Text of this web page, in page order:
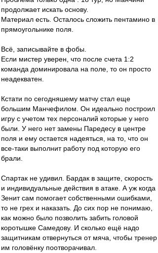
продолжает искать основу.
Материал есть. Осталось сложить пентамино в
прямоугольнике поля.
Всё, записывайте в фобы.
Если мистер уверен, что после счета 1:2
команда доминировала на поле, то он просто
неадекватен.
Кстати по сегодняшему матчу стал еще
большим Манчефилом. Он идеально построил
игру с учетом тех персоналий которые у него
были. У него нет замены Паредесу в центре
поля и ему остается надеяться, на то, что он
все-таки выполнит работу под которую его
брали.
Спартак не удивил. Бардак в защите, скорость
и индивидуальные действия в атаке. А уж когда
Зенит сам помогает собственными ошибками,
то не грех и наказать. До сих пор не понимаю,
как можно было позволить забить головой
коротышке Самедову. И сколько ещё надо
защитникам отвернуться от мяча, чтобы тренер
им головёнку поотворачивал.